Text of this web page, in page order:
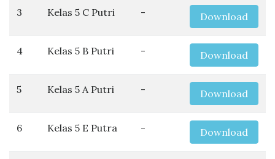
3 Kelas 5 C Putri - Download
4 Kelas 5 B Putri - Download
5 Kelas 5 A Putri - Download
6 Kelas 5 E Putra - Download